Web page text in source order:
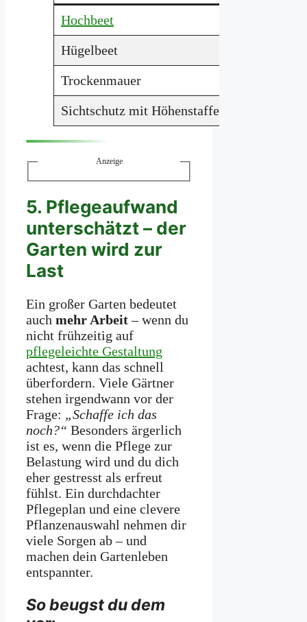
Hochbeet
Hügelbeet
Trockenmauer
Sichtschutz mit Höhenstaffelung
Anzeige
5. Pflegeaufwand
unterschätzt – der
Garten wird zur
Last
Ein großer Garten bedeutet
auch mehr Arbeit– wenn du
nicht frühzeitig auf
pflegeleichte Gestaltung
achtest, kann das schnell
überfordern. Viele Gärtner
stehen irgendwann vor der
Frage: „Schaffe ich das
noch?“ Besonders ärgerlich
ist es, wenn die Pflege zur
Belastung wird und du dich
eher gestresst als erfreut
fühlst. Ein durchdachter
Pflegeplan und eine clevere
Pflanzenauswahl nehmen dir
viele Sorgen ab – und
machen dein Gartenleben
entspannter.
So beugst du dem